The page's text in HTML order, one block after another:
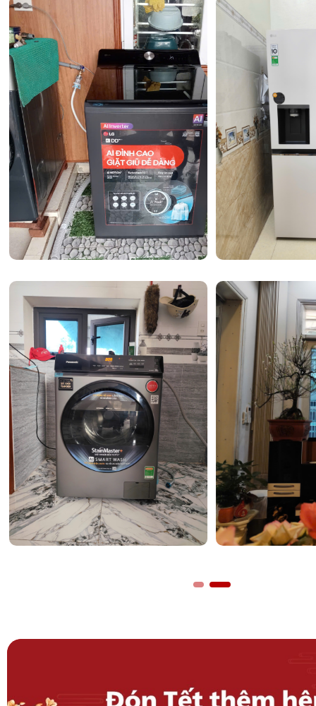
Các ngăn chứa chuyên biệt tối ưu trải nghiệm
Thiết bị được trang bị hệ thống ngăn chứa rất khoa học:
Ngăn Extra Cool Zone: Với nhiệt độ duy trì ở mức 2°C
khuẩn, đây là nơi lý tưởng để làm lạnh nhanh đồ
chua, váng sữa cho trẻ nhỏ.